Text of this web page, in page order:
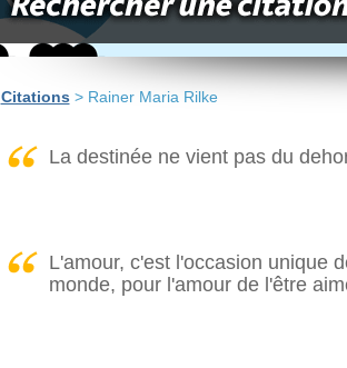
Citations > Rainer Maria Rilke
La destinée ne vient pas du
L'amour, c'est l'occasion unique
monde, pour l'amour de l'être